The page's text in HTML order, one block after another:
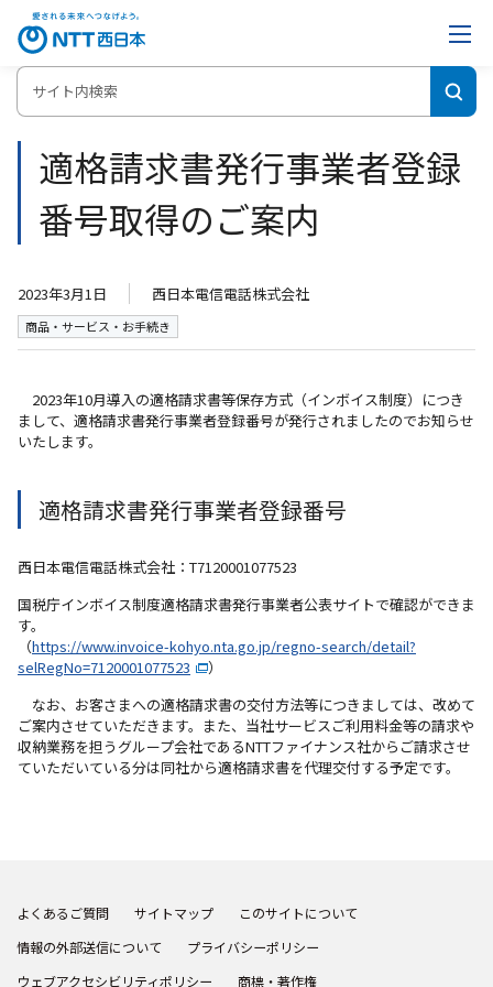
ホーム 適格請求書発行事業者登録番号取得のご案内
適格請求書発行事業者登録
番号取得のご案内
2023年3月1日 西日本電信電話株式会社
商品・サービス・お手続き
2023年10月導入の適格請求書等保存方式（インボイス制度）につき
まして、適格請求書発行事業者登録番号が発行されましたのでお知らせ
いたします。
適格請求書発行事業者登録番号
西日本電信電話株式会社：T7120001077523
国税庁インボイス制度適格請求書発行事業者公表サイトで確認ができま
す。
（https://www.invoice-kohyo.nta.go.jp/regno-search/detail?
selRegNo=7120001077523
）
なお、お客さまへの適格請求書の交付方法等につきましては、改めて
ご案内させていただきます。また、当社サービスご利用料金等の請求や
収納業務を担うグループ会社であるNTTファイナンス社からご請求させ
ていただいている分は同社から適格請求書を代理交付する予定です。
よくあるご質問 サイトマップ
このサイトについて
情報の外部送信について
プライバシーポリシー
ウェブアクセシビリティポリシー
商標・著作権